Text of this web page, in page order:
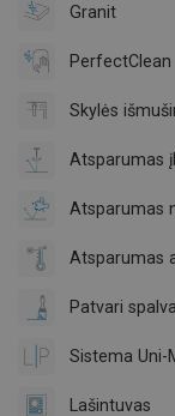
Granit
PerfectClean
Skylės
Atsparumas
Atsparumas
Atsparumas
Patvari spalva
Sistema Uni-
Lašintuvas